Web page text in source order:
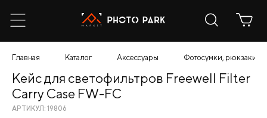
Главная Каталог Аксессуары Фотосумки, рюкзаки,
Кейс для светофильтров Freewell Filter
Carry Case FW-FC
АРТИКУЛ: 19806